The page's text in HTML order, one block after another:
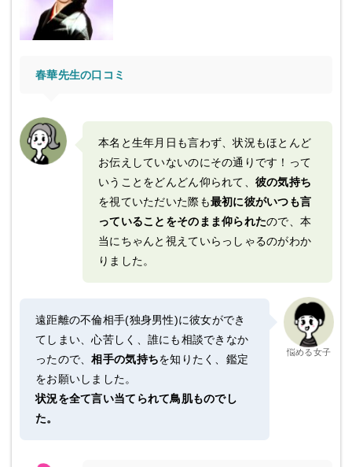
春華先生の口コミ
本名と生年月日も言わず、状況もほとんど
お伝えしていないのにその通りです！って
いうことをどんどん仰られて、 彼の気持ち
を視ていただいた際も最初に彼がいつも言
っていることをそのまま仰られたので、本
当にちゃんと視えていらっしゃるのがわか
りました。
遠距離の不倫相手(独身男性)に彼女ができ
てしまい、心苦しく、誰にも相談できなか
ったので、相手の気持ちを知りたく、鑑定
をお願いしました。
状況を全て言い当てられて鳥肌ものでし
た。
悩める女子